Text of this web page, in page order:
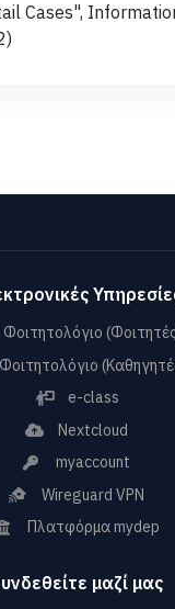
Cases",
Φοιτητολόγιο
Φοιτητολόγιο
e-class
Nextcloud
myaccount
Wireguard VPN
Πλατφόρμα mydep
μαζί μας